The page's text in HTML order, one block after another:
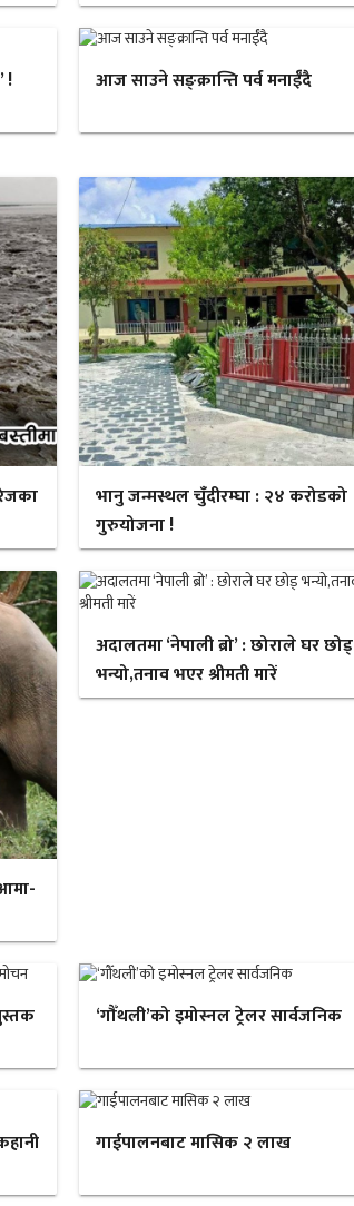
! आज साउने सङ्क्रान्ति पर्व मनाईँदै
भानु जन्मस्थल चुँदीरम्घा : २४ करोडको
गुरुयोजना !
अदालतमा ‘नेपाली ब्रो’ : छोराले घर छोड्
भन्यो,तनाव भएर श्रीमती मारें
‘गौँथली’को इमोस्नल ट्रेलर सार्वजनिक
गाईपालनबाट मासिक २ लाख